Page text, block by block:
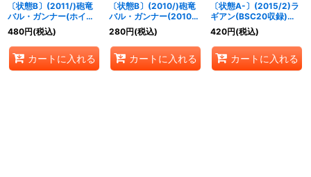
〔状態B〕(2011/)砲竜
バル・ガンナー(ホイル
仕様/SD08収録)【C】
{SD03-010}《赤》
480円(税込)
カートに入れる
〔状態B〕(2010/)砲竜
バル・ガンナー(2010/
イラスト違い)【C】
{SD03-010}《赤》
280円(税込)
カートに入れる
〔状態A-〕(2015/2)ラ
ギアン(BSC20収録)
【C】{BS14-067}
《赤》
420円(税込)
カートに入れる